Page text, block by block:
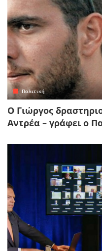
Πολιτική
Ο Γιώργος
Αντρέα – γράφει ο